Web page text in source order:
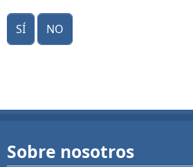
Sí No
Sobre nosotros